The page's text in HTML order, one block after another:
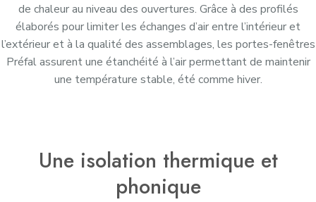
de chaleur au niveau des ouvertures. Grâce à des profilés
élaborés pour limiter les échanges d’air entre l’intérieur et
l’extérieur et à la qualité des assemblages, les portes-fenêtres
Préfal assurent une étanchéité à l’air permettant de maintenir
une température stable, été comme hiver.
Une isolation thermique et
phonique